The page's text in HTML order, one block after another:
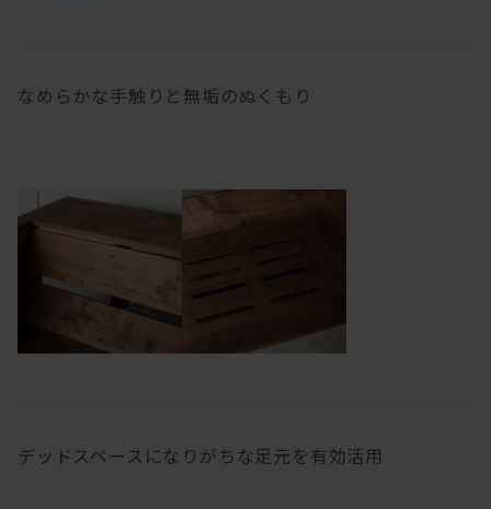
なめらかな手触りと無垢のぬくもり
デッドスペースになりがちな足元を有効活用